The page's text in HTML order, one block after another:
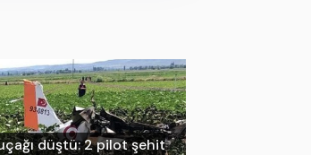
düştü: 2 pilot şehit